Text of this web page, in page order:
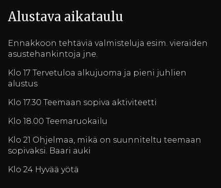
Alustava aikataulu
Ennakkoon tehtäviä valmisteluja esim. vieraiden
asustehankintoja jne.
Klo 17 Tervetuloa alkujuoma ja pieni juhlien
alustus
Klo 17.30 Teemaan sopiva aktiviteetti
Klo 18.00 Teemaruokailu
Klo 21 Ohjelmaa, mikä on suunniteltu teemaan
sopivaksi. Baari auki
Klo 24 Hyvää yötä